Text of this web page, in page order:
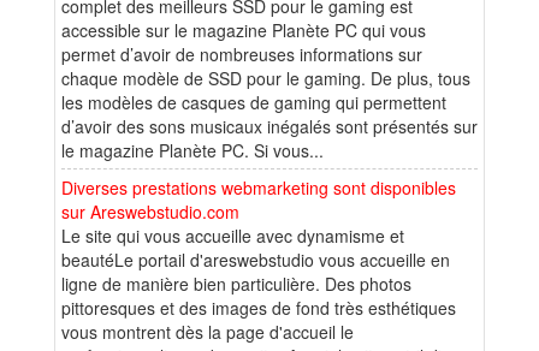
complet des meilleurs SSD pour le gaming est
accessible sur le magazine Planète PC qui vous
permet d’avoir de nombreuses informations sur
chaque modèle de SSD pour le gaming. De plus, tous
les modèles de casques de gaming qui permettent
d’avoir des sons musicaux inégalés sont présentés sur
le magazine Planète PC. Si vous...
Diverses prestations webmarketing sont disponibles
sur Areswebstudio.com
Le site qui vous accueille avec dynamisme et
beautéLe portail d'areswebstudio vous accueille en
ligne de manière bien particulière. Des photos
pittoresques et des images de fond très esthétiques
vous montrent dès la page d'accueil le